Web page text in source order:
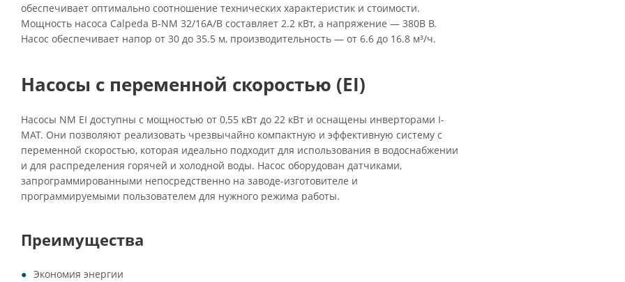
обеспечивает оптимально соотношение технических характеристик и стоимости.
Мощность насоса Calpeda B-NM 32/16A/B составляет 2.2 кВт, а напряжение — 380В В.
Насос обеспечивает напор от 30 до 35.5 м, производительность — от 6.6 до 16.8 м³/ч.
Насосы с переменной скоростью (EI)
Насосы NM EI доступны с мощностью от 0,55 кВт до 22 кВт и оснащены инверторами I-
MAT. Они позволяют реализовать чрезвычайно компактную и эффективную систему с
переменной скоростью, которая идеально подходит для использования в водоснабжении
и для распределения горячей и холодной воды. Насос оборудован датчиками,
запрограммированными непосредственно на заводе-изготовителе и
программируемыми пользователем для нужного режима работы.
Преимущества
Экономия энергии